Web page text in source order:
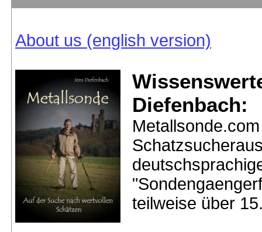
About us (english version)
Diefenbach:
teilweise über